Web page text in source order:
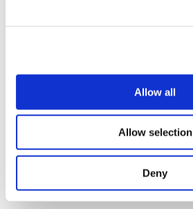
Allow all
Allow selection
Deny